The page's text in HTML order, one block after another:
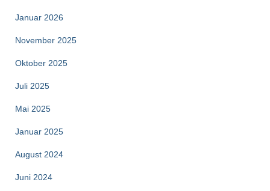
Januar 2026
November 2025
Oktober 2025
Juli 2025
Mai 2025
Januar 2025
August 2024
Juni 2024